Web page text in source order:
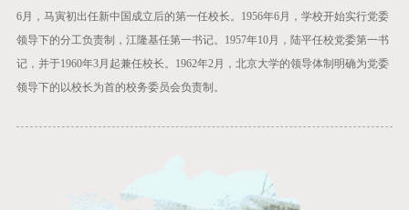
6月，马寅初出任新中国成立后的第一任校长。1956年6月，学校开始实行党委
领导下的分工负责制，江隆基任第一书记。1957年10月，陆平任校党委第一书
记，并于1960年3月起兼任校长。1962年2月，北京大学的领导体制明确为党委
领导下的以校长为首的校务委员会负责制。